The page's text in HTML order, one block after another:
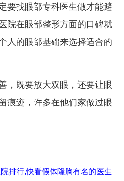
要找眼部专科医生做才能避
院在眼部整形方面的口碑就
人的眼部基础来选择适合的
，既要放大双眼，还要让眼
痕迹，许多在他们家做过眼
排行,快看假体隆胸有名的医生